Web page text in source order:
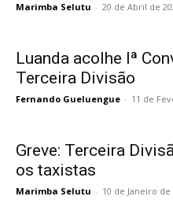
Marimba Selutu - 20 de Abril de
Luanda acolhe Iª
Terceira Divisão
Fernando Gueluengue - 11 de
Greve: Terceira
os taxistas
Marimba Selutu - 10 de Janeiro de